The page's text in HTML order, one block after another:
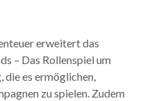
erweitert das
– Das Rollenspiel um
die es ermöglichen,
zu spielen. Zudem